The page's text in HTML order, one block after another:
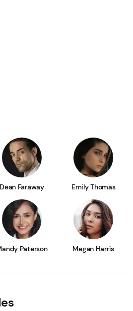
Dean Faraway Emily Thomas
Paterson Megan Harris